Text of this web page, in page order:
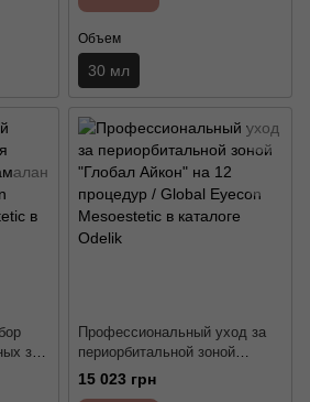
Объем
30 мл
зон
Профессиональный уход за
периорбитальной зоной
"Глобал Айкон" на 12
процедур / Global Eyecon
15 023 грн